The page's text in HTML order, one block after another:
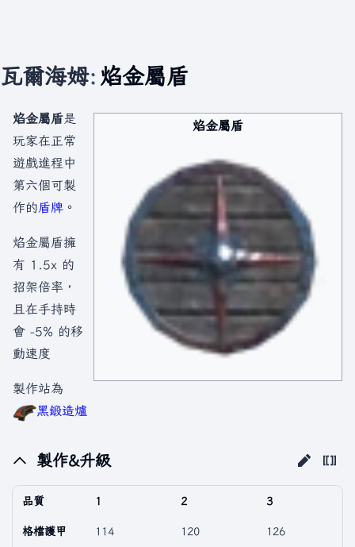
瓦爾海姆: 焰金屬盾
焰金屬盾
焰金屬盾是
玩家在正常
遊戲進程中
第六個可製
作的盾牌 。
焰金屬盾擁
有 1.5x 的
招架倍率，
且在手持時
會 -5% 的移
動速度
製作站為
黑鍛造爐
製作&升級
品質 1 2 3
格檔護甲 114 120 126